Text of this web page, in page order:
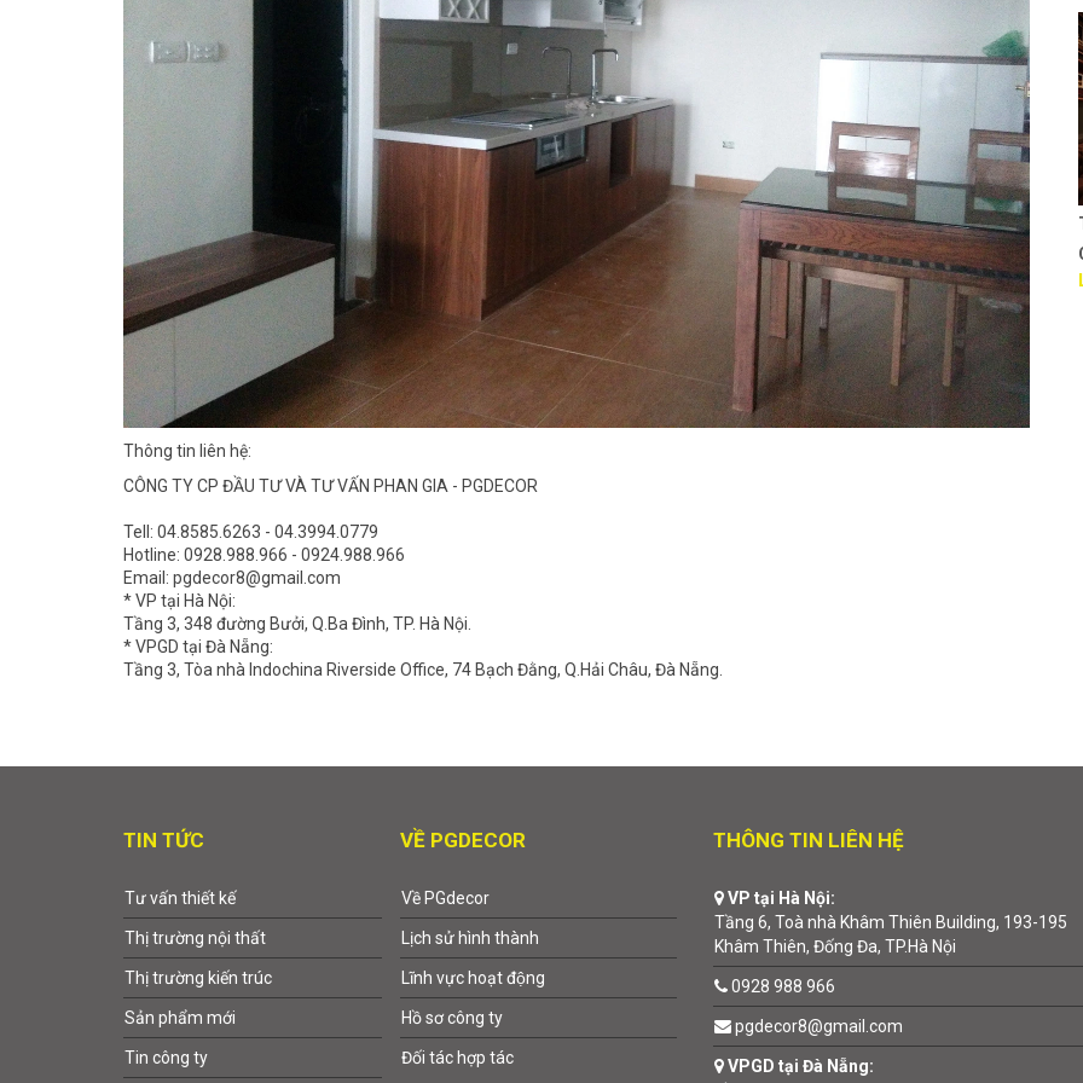
Thông tin liên hệ:
CÔNG TY CP ĐẦU TƯ VÀ TƯ VẤN PHAN GIA - PGDECOR
Tell: 04.8585.6263 - 04.3994.0779
Hotline: 0928.988.966 - 0924.988.966
Email: pgdecor8@gmail.com
* VP tại Hà Nội:
Tầng 3, 348 đường Bưởi, Q.Ba Đình, TP. Hà Nội.
* VPGD tại Đà Nẵng:
Tầng 3, Tòa nhà Indochina Riverside Office, 74 Bạch Đằng, Q.Hải Châu, Đà Nẵng.
Thiết kế Nhà hàng KS
CVY
Liên hệ
TIN TỨC
Tư vấn thiết kế
Thị trường nội thất
Thị trường kiến trúc
Sản phẩm mới
Tin công ty
VỀ PGDECOR
Về PGdecor
Lịch sử hình thành
Lĩnh vực hoạt động
Hồ sơ công ty
Đối tác hợp tác
THÔNG TIN LIÊN HỆ
VP tại Hà Nội:
Tầng 6, Toà nhà Khâm Thiên Building, 193-195
Khâm Thiên, Đống Đa, TP.Hà Nội
0928 988 966
pgdecor8@gmail.com
VPGD tại Đà Nẵng: